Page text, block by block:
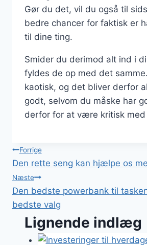
Gør du det, vil du også til
bedre chancer for faktisk er
til dine ting.
Smider du derimod alt ind i
fyldes de op med det
kaotisk, og det bliver derfor
godt, selvom du måske har
derfor for at være kritisk med
Indlægsnavigation
Forrige
Den rette seng kan hjælpe os
Næste
Den bedste powerbank til
bedste valg
Lignende indlæg